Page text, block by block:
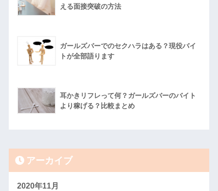
える面接突破の方法
ガールズバーでのセクハラはある？現役バイ
トが全部語ります
耳かきリフレって何？ガールズバーのバイト
より稼げる？比較まとめ
アーカイブ
2020年11月